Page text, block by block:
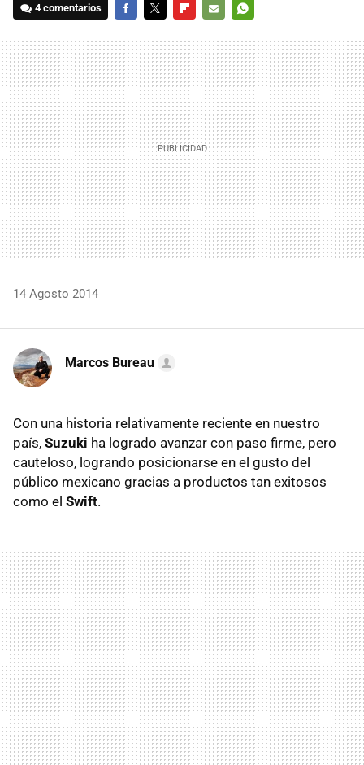
4 comentarios
MAIL
14 Agosto 2014
Marcos Bureau
Con una historia relativamente reciente en nuestro
país, Suzuki ha logrado avanzar con paso firme, pero
cauteloso, logrando posicionarse en el gusto del
público mexicano gracias a productos tan exitosos
como el Swift.